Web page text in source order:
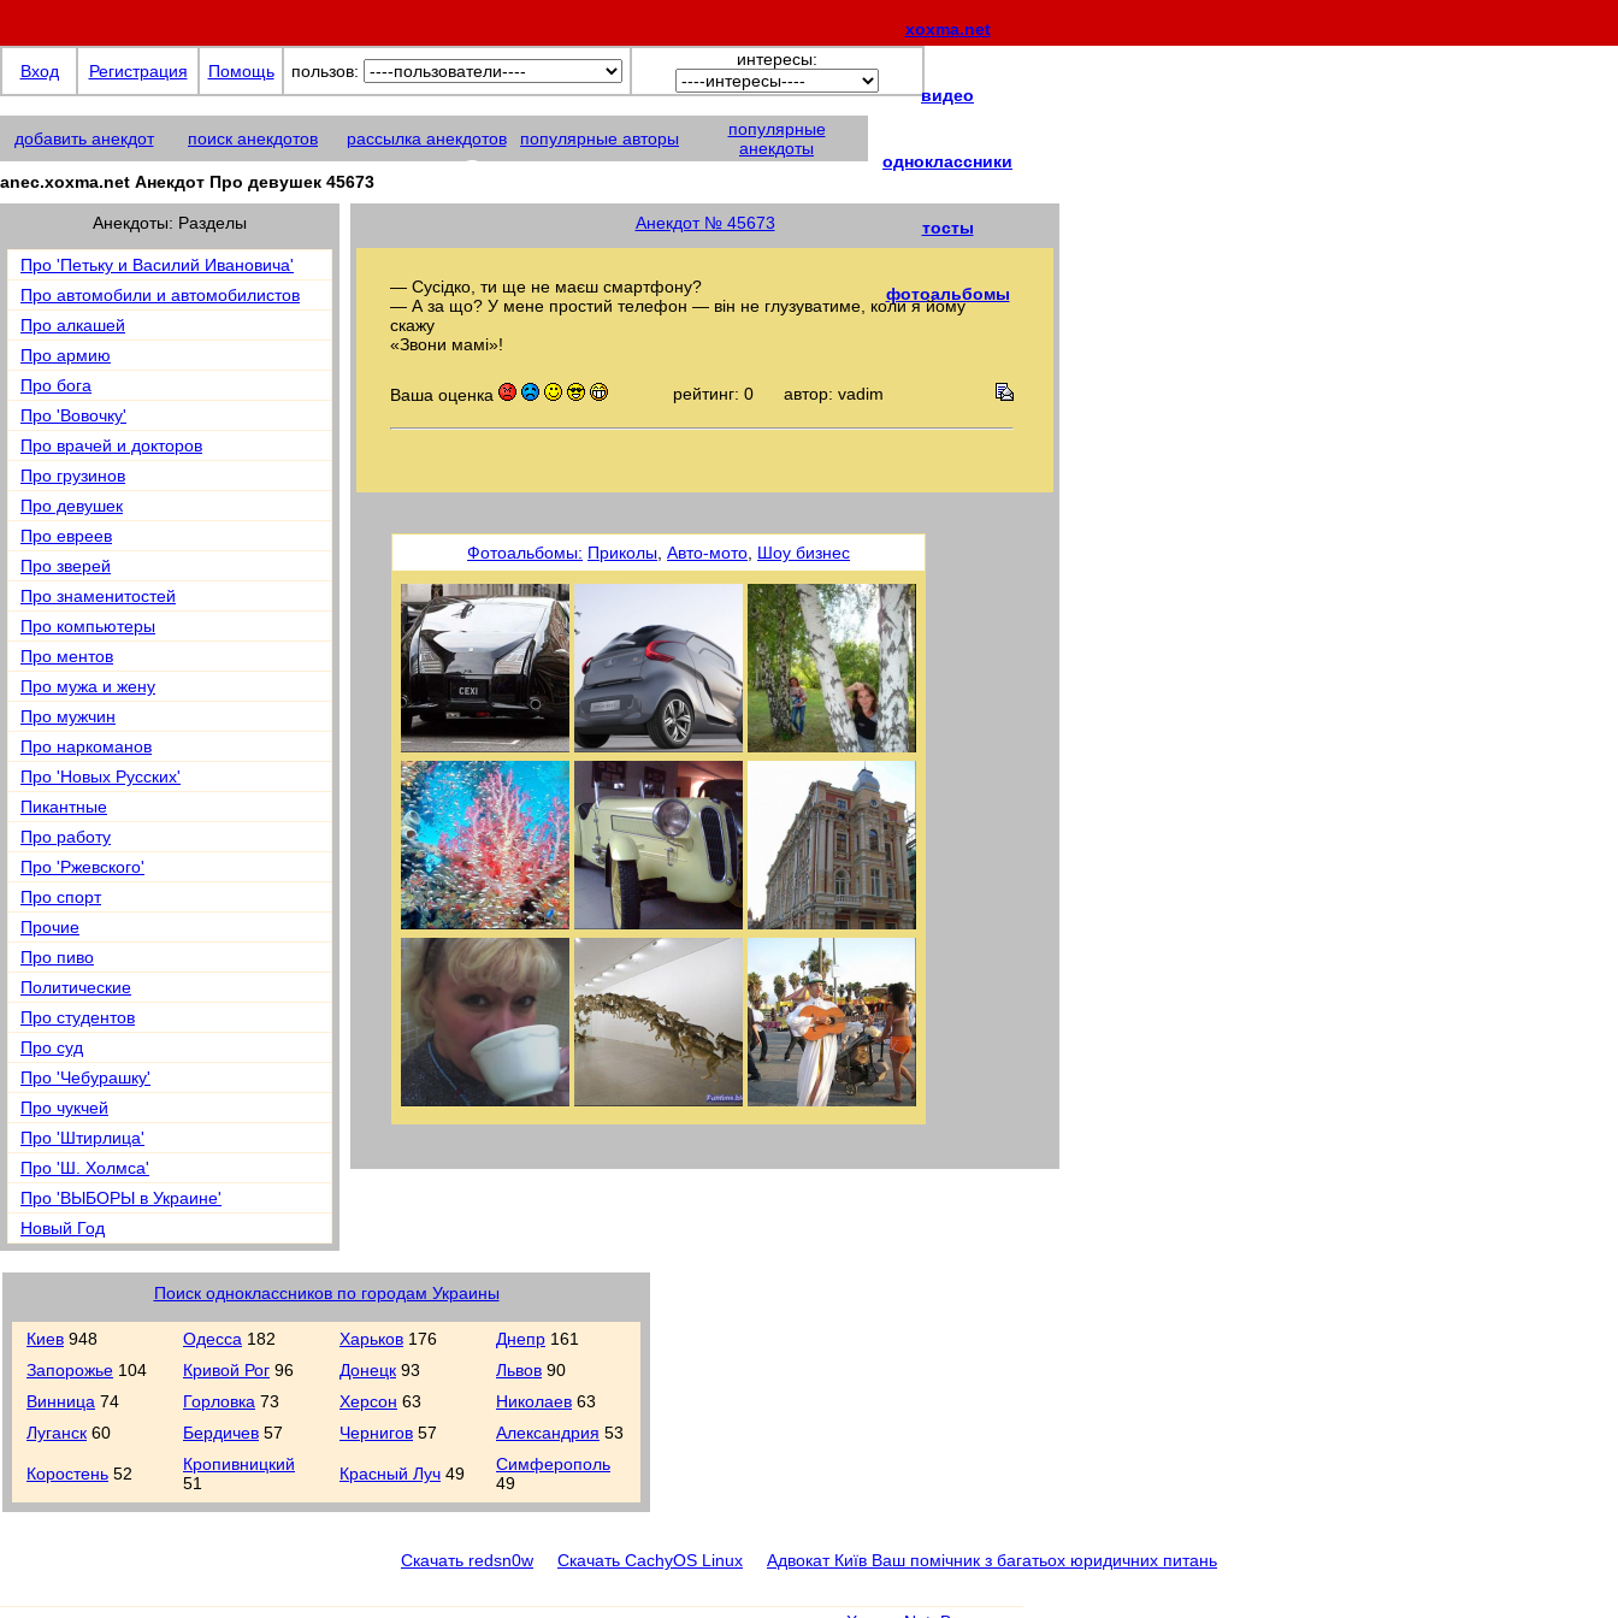
anec.xoxma@net
xoxma.net
видео
одноклассники
тосты
фотоальбомы
Вход Регистрация Помощь пользов:
интересы:
добавить анекдот поиск анекдотов рассылка анекдотов популярные авторы
популярные
анекдоты
anec.xoxma.net Анекдот Про девушек 45673
Анекдоты: Разделы
Про 'Петьку и Василий Ивановича'
Про автомобили и автомобилистов
Про алкашей
Про армию
Про бога
Про 'Вовочку'
Про врачей и докторов
Про грузинов
Про девушек
Про евреев
Про зверей
Про знаменитостей
Про компьютеры
Про ментов
Про мужа и жену
Про мужчин
Про наркоманов
Про 'Новых Русских'
Пикантные
Про работу
Про 'Ржевского'
Про спорт
Прочие
Про пиво
Политические
Про студентов
Про суд
Про 'Чебурашку'
Про чукчей
Про 'Штирлица'
Про 'Ш. Холмса'
Про 'ВЫБОРЫ в Украине'
Новый Год
Анекдот № 45673
— Сусідко, ти ще не маєш смартфону?
— А за що? У мене простий телефон — він не глузуватиме, коли я йому
скажу
«Звони мамі»!
Ваша оценка рейтинг: 0 автор: vadim
Фотоальбомы: Приколы ,Авто-мото Шоу бизнес
Поиск одноклассников по городам Украины
Киев 948 Одесса 182 Харьков 176 Днепр 161
Запорожье 104 Кривой Рог 96 Донецк 93 Львов 90
Винница 74 Горловка 73 Херсон 63 Николаев 63
Луганск 60 Бердичев 57 Чернигов 57 Александрия 53
Коростень 52
Кропивницкий
51
Красный Луч 49
Симферополь
49
Скачать redsn0w Скачать CachyOS Linux Адвокат Київ Ваш помічник з багатьох юридичних питань